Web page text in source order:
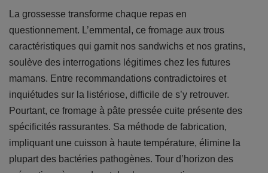
La grossesse transforme chaque repas en
questionnement. L’emmental, ce fromage aux trous
caractéristiques qui garnit nos sandwichs et nos gratins,
soulève des interrogations légitimes chez les futures
mamans. Entre recommandations contradictoires et
inquiétudes sur la listériose, difficile de s’y retrouver.
Pourtant, ce fromage à pâte pressée cuite présente des
spécificités rassurantes. Sa méthode de fabrication,
impliquant une cuisson à haute température, élimine la
plupart des bactéries pathogènes. Tour d’horizon des